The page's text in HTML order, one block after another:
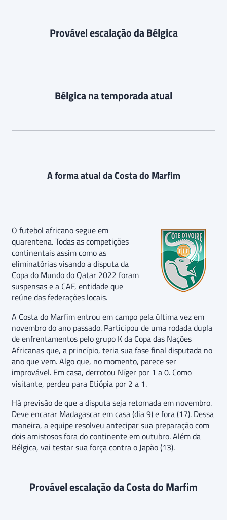
Provável escalação da Bélgica
Bélgica na temporada atual
A forma atual da Costa do Marfim
O futebol africano segue em
quarentena. Todas as competições
continentais assim como as
eliminatórias visando a disputa da
Copa do Mundo do Qatar 2022 foram
suspensas e a CAF, entidade que
reúne das federações locais.
A Costa do Marfim entrou em campo pela última vez em
novembro do ano passado. Participou de uma rodada dupla
de enfrentamentos pelo grupo K da Copa das Nações
Africanas que, a princípio, teria sua fase final disputada no
ano que vem. Algo que, no momento, parece ser
improvável. Em casa, derrotou Níger por 1 a 0. Como
visitante, perdeu para Etiópia por 2 a 1.
Há previsão de que a disputa seja retomada em novembro.
Deve encarar Madagascar em casa (dia 9) e fora (17). Dessa
maneira, a equipe resolveu antecipar sua preparação com
dois amistosos fora do continente em outubro. Além da
Bélgica, vai testar sua força contra o Japão (13).
Provável escalação da Costa do Marfim